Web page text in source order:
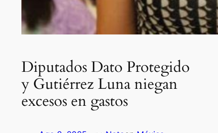
Diputados Dato Protegido
y Gutiérrez Luna niegan
excesos en gastos